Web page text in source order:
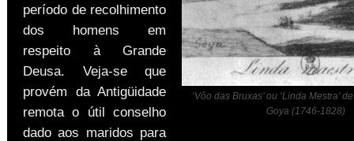
‘Vôo das Bruxas’ ou ‘Linda Mestra’
Goya (1746-1828)
período de recolhimento
dos homens em
respeito à Grande
Deusa. Veja-se que
provém da Antigüidade
remota o útil conselho
dado aos maridos para